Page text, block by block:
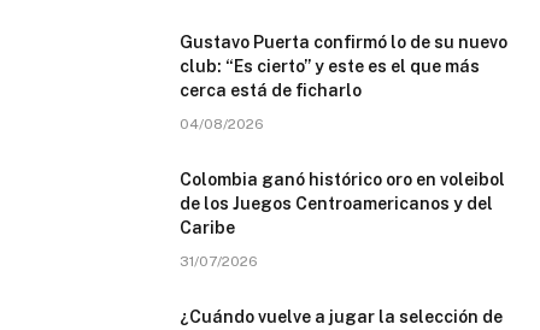
Gustavo Puerta confirmó lo de su nuevo
club: “Es cierto” y este es el que más
cerca está de ficharlo
04/08/2026
Colombia ganó histórico oro en voleibol
de los Juegos Centroamericanos y del
Caribe
31/07/2026
¿Cuándo vuelve a jugar la selección de